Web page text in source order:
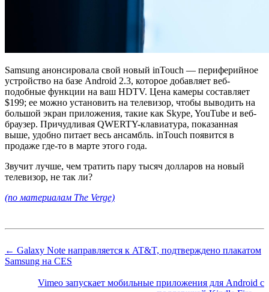
Samsung анонсировала свой новый inTouch — периферийное
устройство на базе Android 2.3, которое добавляет веб-
подобные функции на ваш HDTV. Цена камеры составляет
$199; ее можно установить на телевизор, чтобы выводить на
большой экран приложения, такие как Skype, YouTube и веб-
браузер. Причудливая QWERTY-клавиатура, показанная
выше, удобно питает весь ансамбль. inTouch появится в
продаже где-то в марте этого года.
Звучит лучше, чем тратить пару тысяч долларов на новый
телевизор, не так ли?
(по материалам The Verge)
← Galaxy Note направляется к AT&T, подтверждено плакатом
Samsung на CES
Vimeo запускает мобильные приложения для Android с